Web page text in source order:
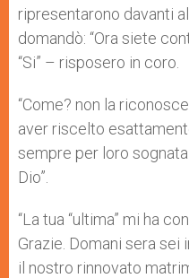
ripresentarono davanti
domandò: “Ora siete
“Si” – risposero in coro.
“Come? non la
aver riscelto
sempre per loro
Dio”.
“La tua “ultima” mi ha
Grazie. Domani sera
il nostro rinnovato